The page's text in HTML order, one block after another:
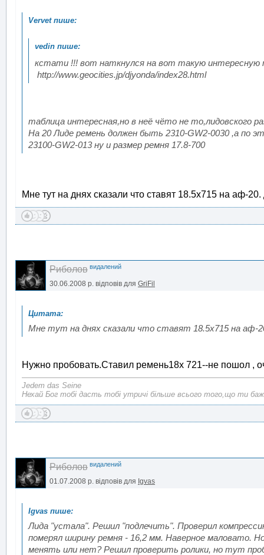
кстати !!! вот наткнулся на вот такую
http://www.geocities.jp/djyonda/index28.html
таблица интересная,но в неё чёто не то,лидовского
На 20 Лиде ремень должен быть 2310-GW2-0030 ,а по
23100-GW2-013 ну и размер ремня 17.8-700
Мне тут на днях сказали что ставят 18.5х715 на аф-
Риболов видалений
30.06.2008 р. відповів для GriFil
Мне тут на днях сказали что ставят 18.5х715 на аф-
Нужно пробовать.Ставил ремень18х 721--не пошол ,
Jedem das Seine
Нехай Бог тобі дасть тобі утричі більше всього того,що ти
Риболов видалений
01.07.2008 р. відповів для Igvas
Лида "устала". Решил "подлечить". Проверил
померял ширину ремня - 16,2 мм. Наверное маловато.
менять или нет? Решил проверить ролики, но тут